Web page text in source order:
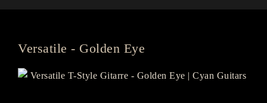
Versatile - Golden Eye